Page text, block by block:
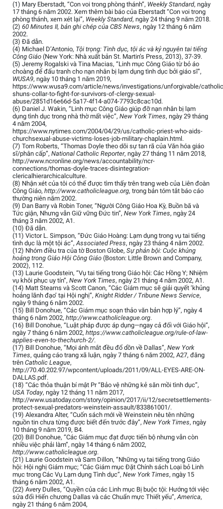
(1) Mary Eberstadt, “Con voi trong phòng thánh”, Weekly Standard, ngày
17 tháng 6 năm 2002. Xem thêm bài báo của Eberstadt “Con voi trong
phòng thánh, xem xét lại”, Weekly Standard, ngày 24 tháng 9 năm 2018.
(2) 60 Minutes II, bản ghi chép của CBS News, ngày 12 tháng 6 năm
2002.
(3) Đã dẫn.
(4) Michael D’Antonio, Tội trọng: Tình dục, tội ác và kỷ nguyên tai tiếng
Công Giáo (New York: Nhà xuất bản St. Martin’s Press, 2013), 37-39.
(5) Jeremy Rogalski và Tina Macias, “Linh mục Công Giáo từ bỏ áo
choàng để đấu tranh cho nạn nhân bị lạm dụng tình dục bởi giáo sĩ”,
WUSA9, ngày 10 tháng 1 năm 2019,
https://www.wusa9.com/article/news/investigations/unforgivable/
shuns-collar-to-fight-for-survivors-of-clergy-sexual-
abuse/2851d16e66d-5a17-4f14-a074-7793c8cac10d.
(6) Daniel J. Wakin, “Linh mục Công Giáo giúp đỡ nạn nhân bị lạm
dụng tình dục trong nhà thờ mất việc”, New York Times, ngày 29 tháng
4 năm 2004,
https://www.nytimes.com/2004/04/29/us/catholic-priest-who-aids-
churchsexual-abuse-victims-loses-job-military-chaplain.html.
(7) Tom Roberts, “Thomas Doyle theo dõi sự tan rã của Văn hóa giáo
sĩ/phân cấp”, National Catholic Reporter, ngày 27 tháng 11 năm 2018,
http://www.ncronline.org/news/accountability/ncr-
connections/thomas-doyle-traces-disintegration-
clericalhierarchicalculture.
(8) Nhận xét của tôi có thể được tìm thấy trên trang web của Liên đoàn
Công Giáo, http://www.catholicleague.org, trong bản tóm tắt báo cáo
thường niên năm 2002.
(9) Dan Barry và Robin Toner, “Người Công Giáo Hoa Kỳ, Buồn bã và
Tức giận, Nhưng vẫn Giữ vững Đức tin”, New York Times, ngày 24
tháng 3 năm 2002, A1.
(10) Đã dẫn.
(11) Victor L. Simpson, “Đức Giáo Hoàng: Lạm dụng trong vụ tai tiếng
tình dục là một tội ác”,Associated Press, ngày 23 tháng 4 năm 2002.
(12) Nhóm điều tra của tờ Boston Globe, Sự phản bội: Cuộc khủng
hoảng trong Giáo Hội Công Giáo (Boston: Little Brown and Company,
2002), 112.
(13) Laurie Goodstein, “Vụ tai tiếng trong Giáo hội: Các Hồng Y; Nhiệm
vụ khôi phục uy tín”, New York Times, ngày 21 tháng 4 năm 2002, A1.
(14) Matt Stearns và Scott Canon, “Các Giám mục sẽ giải quyết ‘khủng
hoảng lãnh đạo’ tại Hội nghị”, Knight Ridder / Tribune News Service,
ngày 9 tháng 6 năm 2002.
(15) Bill Donohue, “Các Giám mục soạn thảo văn bản hợp lý”, ngày 4
tháng 6 năm 2002, http://www.catholicleague.org.
(16) Bill Donohue, “Luật pháp được áp dụng—ngay cả đối với Giáo hội”,
ngày 7 tháng 6 năm 2002, https://www.catholicleague.org/rule-of-law-
applies-even-to-thechurch-2/.
(17) Bill Donohue, “Mọi ánh mắt đều đổ dồn về Dallas”, New York
Times, quảng cáo trang xã luận, ngày 7 tháng 6 năm 2002, A27, đăng
trên Catholic League,
http://70.40.202.97/wpcontent/uploads/2011/09/ALL-EYES-ARE-ON-
DALLAS.pdf.
(18) “Các thỏa thuận bí mật Pr “Bảo vệ những kẻ săn mồi tình dục”,
USA Today, ngày 12 tháng 11 năm 2017,
http://www.usatoday.com/story/opinion/2017/ii/12/secretsettlements-
protect-sexual-predators-weinstein-assault/833861001/.
(19) Alexandra Alter, “Cuốn sách mới về Weinstein nêu tên những
nguồn tin chưa từng được biết đến trước đây”, New York Times, ngày
10 tháng 9 năm 2019, B4.
(20) Bill Donohue, “Các Giám mục đạt được tiến bộ nhưng vẫn còn
nhiều việc phải làm”, ngày 14 tháng 6 năm 2002,
http://www.catholicleague.org.
(21) Laurie Goodstein và Sam Dillon, “Những vụ tai tiếng trong Giáo
hội: Hội nghị Giám mục; “Các Giám mục Đặt Chính sách Loại bỏ Linh
mục trong Các Vụ Lạm dụng Tình dục”, New York Times, ngày 15
tháng 6 năm 2002, A1.
(22) Avery Dulles, “Quyền của các Linh mục Bị buộc tội: Hướng tới việc
sửa đổi Hiến chương Dallas và các Chuẩn mực Thiết yếu”,America,
ngày 21 tháng 6 năm 2004,